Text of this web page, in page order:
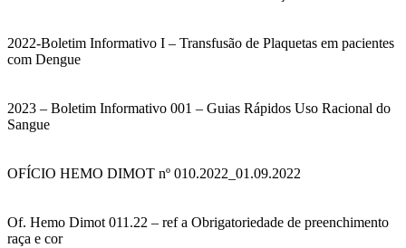
2022-Boletim Informativo I – Transfusão de Plaquetas em pacientes
com Dengue
2023 – Boletim Informativo 001 – Guias Rápidos Uso Racional do
Sangue
OFÍCIO HEMO DIMOT nº 010.2022_01.09.2022
Of. Hemo Dimot 011.22 – ref a Obrigatoriedade de preenchimento
raça e cor